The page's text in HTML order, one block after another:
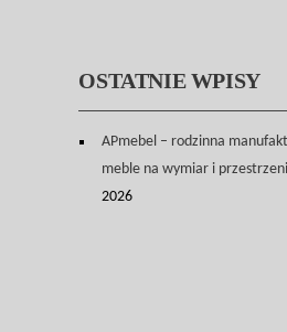
OSTATNIE WPISY
APmebel – rodzinna
meble na wymiar i
2026